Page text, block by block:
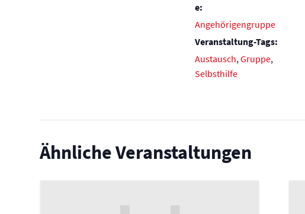
e:
Angehörigengruppe
Veranstaltung-Tags:
Austausch,Gruppe,
Selbsthilfe
Ähnliche Veranstaltungen